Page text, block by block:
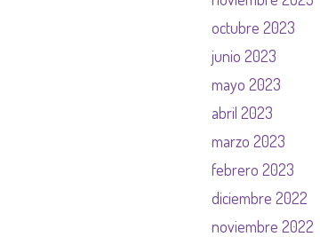
octubre 2023
junio 2023
mayo 2023
abril 2023
marzo 2023
febrero 2023
diciembre 2022
noviembre 2022